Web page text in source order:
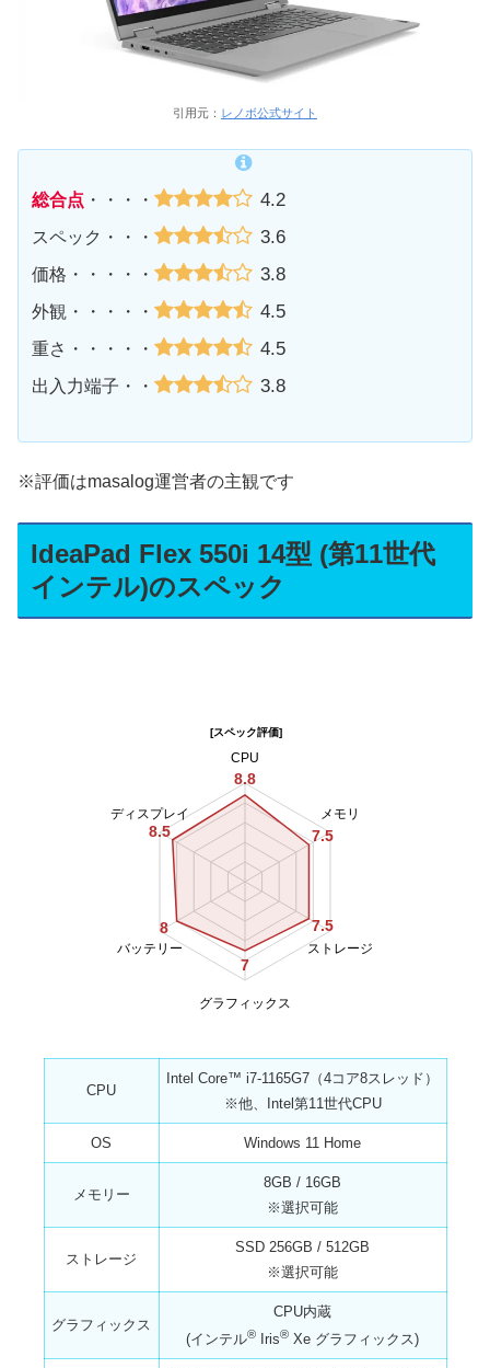
引用元： レノボ公式サイト
総合点 ・・・・ 4.2
スペック・・・ 3.6
価格・・・・・ 3.8
外観・・・・・ 4.5
重さ・・・・・ 4.5
出入力端子・・ 3.8
※評価はmasalog運営者の主観です
IdeaPad Flex 550i 14型 (第11世代
インテル)のスペック
[スペック評価]
8.5
8.8
7.5
7.5
7
8
ディスプレイ
CPU
メモリ
ストレージ
グラフィックス
バッテリー
CPU
Intel Core™ i7-1165G7（4コア8スレッド）
※他、Intel第11世代CPU
OS Windows 11 Home
メモリー
8GB / 16GB
※選択可能
ストレージ
SSD 256GB / 512GB
※選択可能
グラフィックス
CPU内蔵
(インテル® Iris® Xe グラフィックス)